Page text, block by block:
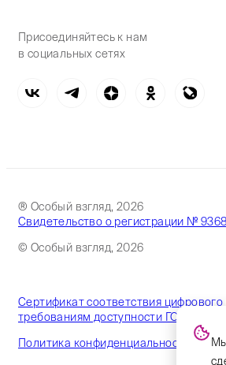
Присоединяйтесь к нам
в социальных сетях
® Особый взгляд, 2026
Свидетельство о регистрации №
© Особый взгляд, 2026
Сертификат соответствия цифрового
требованиям доступности ГОСТ
Политика конфиденциальности